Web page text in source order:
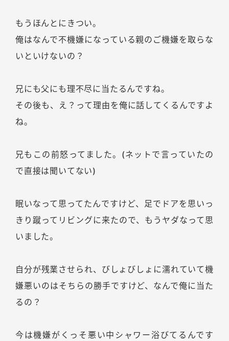
もうほんとにきつい。
俺はなんで不機嫌になっている親のご機嫌を取らな
いといけないの？
兄にも父にも理不尽に当たるんですね。
その後も、え？って理由を俺に話してくるんですよ
ね。
兄もこの前怒ってました。(ネットで言っていたの
で直接は聞いてない)
眠いなって思ってたんですけど、足でドアを思いっ
きり蹴ってリビングに来たので、もうヤダなって思
いました。
自分が残業させられ、びしょびしょに濡れていて機
嫌悪いのはそちらの勝手ですけど、なんで俺に当た
るの？
今は機嫌がくっそ悪い中シャワー浴びてるんです